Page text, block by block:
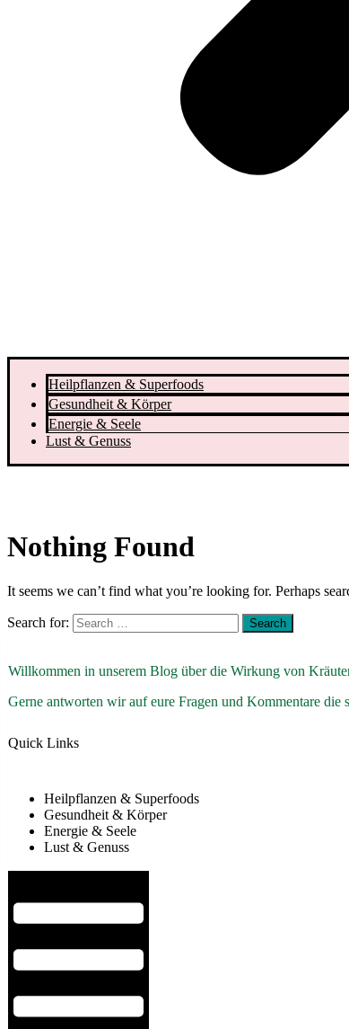
Heilpflanzen & Superfoods
Gesundheit & Körper
Energie & Seele
Lust & Genuss
Nothing Found
It seems we can’t find what you’re looking for. Perhaps
Search for:
Willkommen in unserem Blog über die Wirkung von
Gerne antworten wir auf eure Fragen und Kommentare die
Quick Links
Heilpflanzen & Superfoods
Gesundheit & Körper
Energie & Seele
Lust & Genuss